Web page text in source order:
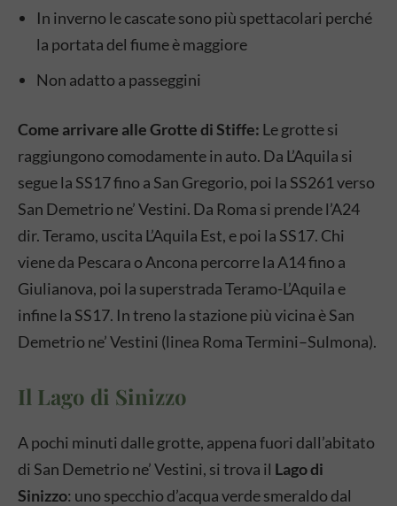
In inverno le cascate sono più spettacolari perché
la portata del fiume è maggiore
Non adatto a passeggini
Come arrivare alle Grotte di Stiffe: Le grotte si
raggiungono comodamente in auto. Da L’Aquila si
segue la SS17 fino a San Gregorio, poi la SS261 verso
San Demetrio ne’ Vestini. Da Roma si prende l’A24
dir. Teramo, uscita L’Aquila Est, e poi la SS17. Chi
viene da Pescara o Ancona percorre la A14 fino a
Giulianova, poi la superstrada Teramo-L’Aquila e
infine la SS17. In treno la stazione più vicina è San
Demetrio ne’ Vestini (linea Roma Termini–Sulmona).
Il Lago di Sinizzo
A pochi minuti dalle grotte, appena fuori dall’abitato
di San Demetrio ne’ Vestini, si trova il Lago di
Sinizzo: uno specchio d’acqua verde smeraldo dal